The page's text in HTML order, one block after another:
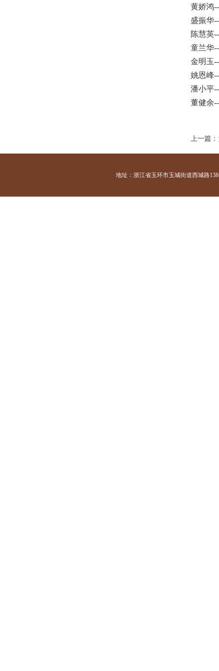
黄娇鸿
盛振华
陈慧英
童兰华
金明玉
姚恩峰
潘小平
董健余
上一篇：
地址：浙江省玉环市玉城街道西城路